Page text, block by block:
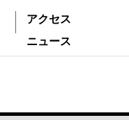
アクセス
ニュース